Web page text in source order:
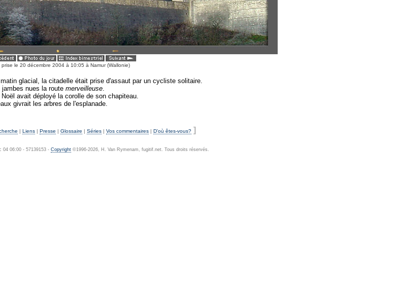
prise le 20 décembre 2004 à 10:05 à Namur (Wallonie)
glacial, la citadelle était prise d'assaut par un cycliste solitaire.
jambes nues la route merveilleuse.
avait déployé la corolle de son chapiteau.
givrait les arbres de l'esplanade.
| Liens | Presse | Glossaire | Séries | Vos commentaires | D'où êtes-vous? ]
04 06:00 - 57139153 - Copyright©1996-2026, H. Van Rymenam, fugitif.net. Tous droits réservés.